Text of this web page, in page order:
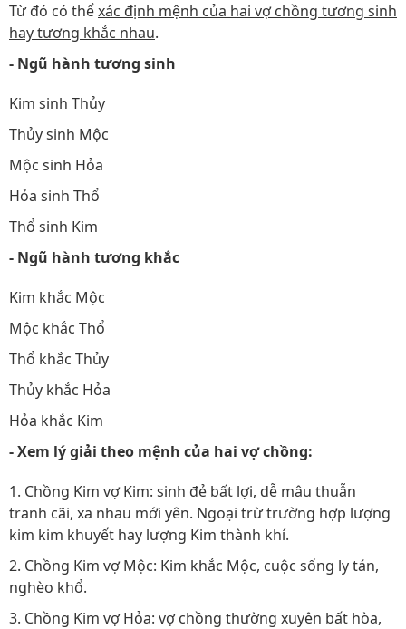
Từ đó có thểxác định mệnh của hai vợ chồng tương sinh
hay tương khắc nhau.
- Ngũ hành tương sinh
Kim sinh Thủy
Thủy sinh Mộc
Mộc sinh Hỏa
Hỏa sinh Thổ
Thổ sinh Kim
- Ngũ hành tương khắc
Kim khắc Mộc
Mộc khắc Thổ
Thổ khắc Thủy
Thủy khắc Hỏa
Hỏa khắc Kim
- Xem lý giải theo mệnh của hai vợ chồng:
1. Chồng Kim vợ Kim: sinh đẻ bất lợi, dễ mâu thuẫn
tranh cãi, xa nhau mới yên. Ngoại trừ trường hợp lượng
kim kim khuyết hay lượng Kim thành khí.
2. Chồng Kim vợ Mộc: Kim khắc Mộc, cuộc sống ly tán,
nghèo khổ.
3. Chồng Kim vợ Hỏa: vợ chồng thường xuyên bất hòa,